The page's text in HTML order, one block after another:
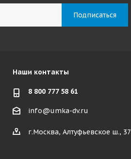
Наши контакты
8 800 777 58 61
info@umka-dv.ru
г.Москва, Алтуфьевское ш., 37